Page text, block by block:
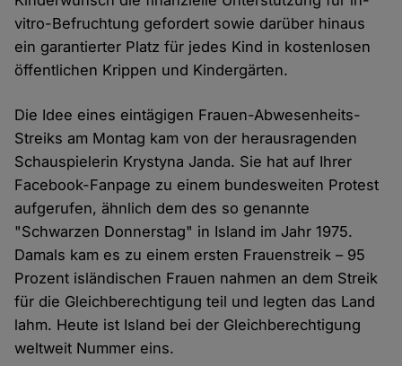
vitro-Befruchtung gefordert sowie darüber hinaus
ein garantierter Platz für jedes Kind in kostenlosen
öffentlichen Krippen und Kindergärten.
Die Idee eines eintägigen Frauen-Abwesenheits-
Streiks am Montag kam von der herausragenden
Schauspielerin Krystyna Janda. Sie hat auf Ihrer
Facebook-Fanpage zu einem bundesweiten Protest
aufgerufen, ähnlich dem des so genannte
"Schwarzen Donnerstag" in Island im Jahr 1975.
Damals kam es zu einem ersten Frauenstreik – 95
Prozent isländischen Frauen nahmen an dem Streik
für die Gleichberechtigung teil und legten das Land
lahm. Heute ist Island bei der Gleichberechtigung
weltweit Nummer eins.